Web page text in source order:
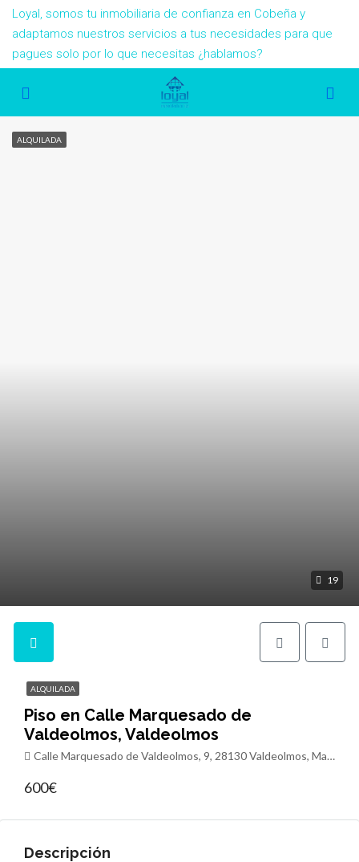
Loyal, somos tu inmobiliaria de confianza en Cobeña y
adaptamos nuestros servicios a tus necesidades para que
pagues solo por lo que necesitas ¿hablamos?
19
ALQUILADA
ALQUILADA
Piso en Calle Marquesado de
Valdeolmos, Valdeolmos
Calle Marquesado de Valdeolmos, 9, 28130 Valdeolmos, Madrid, España
600€
Descripción